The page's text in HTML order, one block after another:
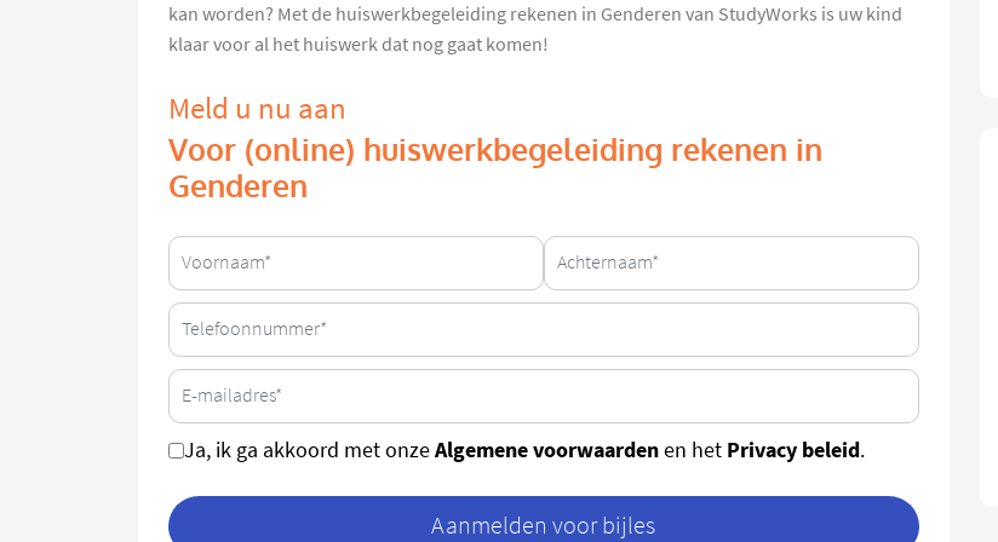
kan worden? Met de huiswerkbegeleiding rekenen in Genderen van StudyWorks is uw kind
klaar voor al het huiswerk dat nog gaat komen!
Meld u nu aan
Voor (online) huiswerkbegeleiding rekenen in
Genderen
Ja, ik ga akkoord met onzeAlgemene voorwaardenen het Privacy beleid.
Aanmelden voor bijles